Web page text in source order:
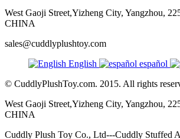
West Gaoji Street,Yizheng City, Yangzhou,
CHINA
sales@cuddlyplushtoy.com
English
español
© CuddlyPlushToy.com. 2015. All rights
West Gaoji Street,Yizheng City, Yangzhou,
CHINA
Cuddly Plush Toy Co., Ltd---Cuddly Stuffed